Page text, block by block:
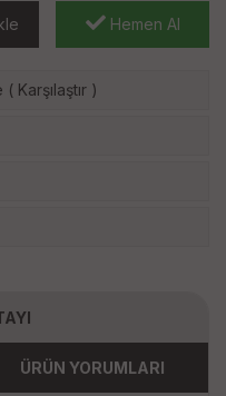
Hemen Al
( Karşılaştır )
ÜRÜN YORUMLARI